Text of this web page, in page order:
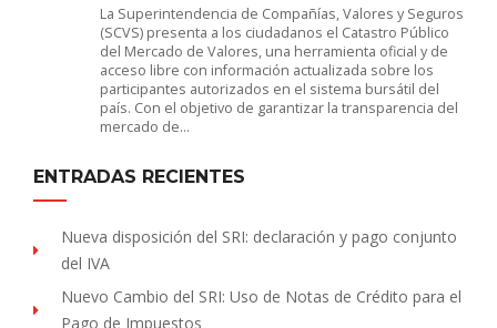
La Superintendencia de Compañías, Valores y Seguros
(SCVS) presenta a los ciudadanos el Catastro Público
del Mercado de Valores, una herramienta oficial y de
acceso libre con información actualizada sobre los
participantes autorizados en el sistema bursátil del
país. Con el objetivo de garantizar la transparencia del
mercado de…
ENTRADAS RECIENTES
Nueva disposición del SRI: declaración y pago conjunto
del IVA
Nuevo Cambio del SRI: Uso de Notas de Crédito para el
Pago de Impuestos